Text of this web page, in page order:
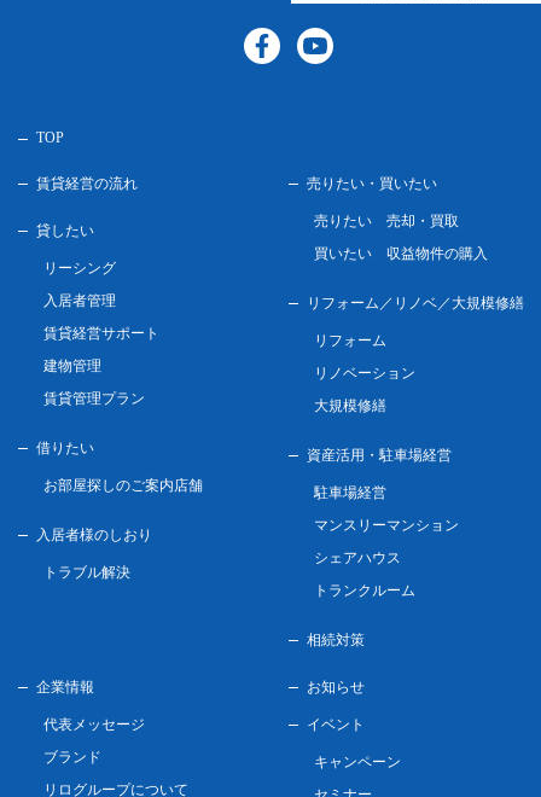
TOP
賃貸経営の流れ
貸したい
リーシング
入居者管理
賃貸経営サポート
建物管理
賃貸管理プラン
借りたい
お部屋探しのご案内店舗
入居者様のしおり
トラブル解決
売りたい・買いたい
売りたい 売却・買取
買いたい 収益物件の購入
リフォーム／リノベ／ 大規模修繕
リフォーム
リノベーション
大規模修繕
資産活用・駐車場経営
駐車場経営
マンスリーマンション
シェアハウス
トランクルーム
相続対策
企業情報
代表メッセージ
ブランド
リログループについて
お知らせ
イベント
キャンペーン